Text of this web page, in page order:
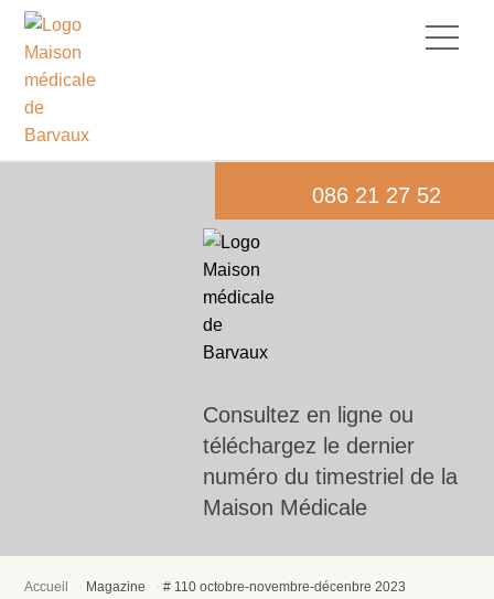
086 21 27 52
Consultez en ligne ou
téléchargez le dernier
numéro du timestriel de la
Maison Médicale
Accueil Magazine # 110 octobre-novembre-décenbre 2023